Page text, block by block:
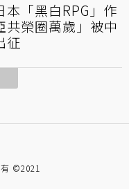
本「黑白RPG」作
共榮圈萬歲」被中
征
©2021